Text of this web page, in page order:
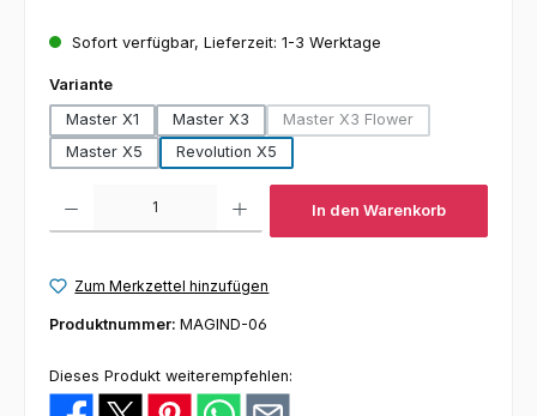
Sofort verfügbar, Lieferzeit: 1-3 Werktage
Varianteauswählen
Master X1
Master X3 Master X3 Flower
(Diese Option ist zurzeit
Master X5 Revolution X5
In den Warenkorb
Zum Merkzettel hinzufügen
Produktnummer: MAGIND-06
Dieses Produkt weiterempfehlen: